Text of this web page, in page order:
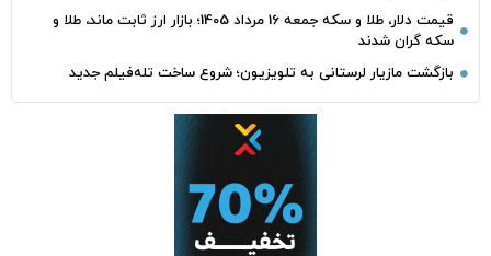
قیمت دلار، طلا و سکه جمعه 16 مرداد 1405؛ بازار ارز ثابت ماند، طلا و
سکه گران شدند
بازگشت مازیار لرستانی به تلویزیون؛ شروع ساخت تله‌فیلم جدید